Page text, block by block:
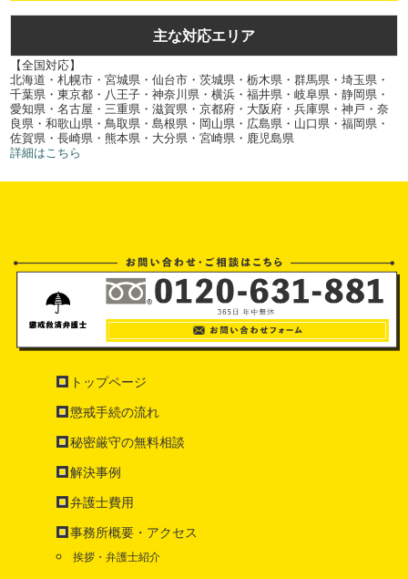
主な対応エリア
【全国対応】
北海道・札幌市・宮城県・仙台市・茨城県・栃木県・群馬県・埼玉県・
千葉県・東京都・八王子・神奈川県・横浜・福井県・岐阜県・静岡県・
愛知県・名古屋・三重県・滋賀県・京都府・大阪府・兵庫県・神戸・奈
良県・和歌山県・鳥取県・島根県・岡山県・広島県・山口県・福岡県・
佐賀県・長崎県・熊本県・大分県・宮崎県・鹿児島県
詳細はこちら
トップページ
懲戒手続の流れ
秘密厳守の無料相談
解決事例
弁護士費用
事務所概要・アクセス
挨拶・弁護士紹介